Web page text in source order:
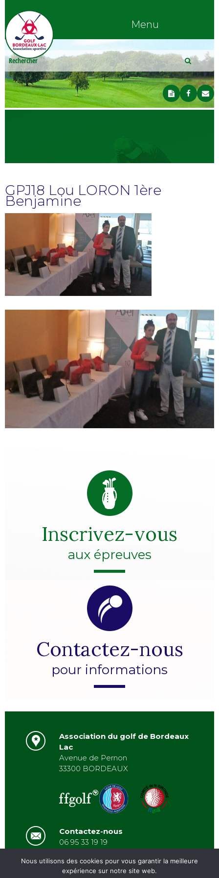
Menu
GPJ18 Lou LORON 1ère
Benjamine
Inscrivez-vous
aux épreuves
Contactez-nous
pour informations
Association du golf de Bordeaux
Lac
Avenue de Pernon
33300 BORDEAUX
Contactez-nous
06 95 33 19 19
Nous utilisons des cookies pour vous garantir la meilleure
expérience sur notre site web.